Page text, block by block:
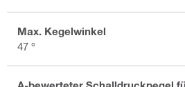
Max. Kegelwinkel
47 °